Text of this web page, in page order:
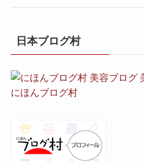
日本ブログ村
にほんブログ村